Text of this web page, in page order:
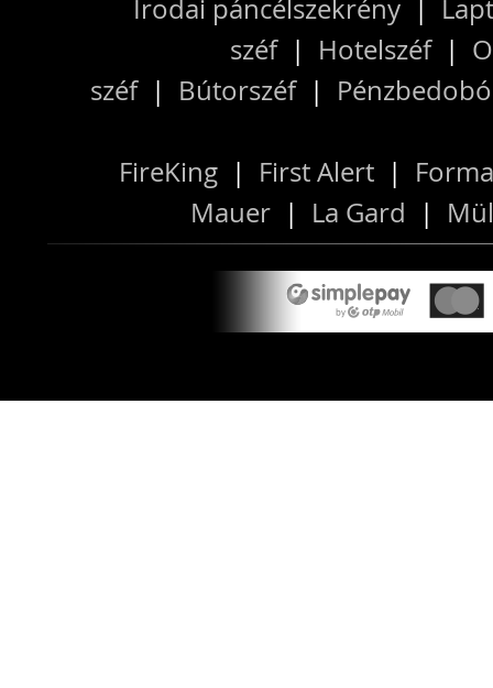
Irodai páncélszekrény |
széf| Hotelszéf|
széf| Bútorszéf|
FireKing | First Alert |
Mauer | La Gard |